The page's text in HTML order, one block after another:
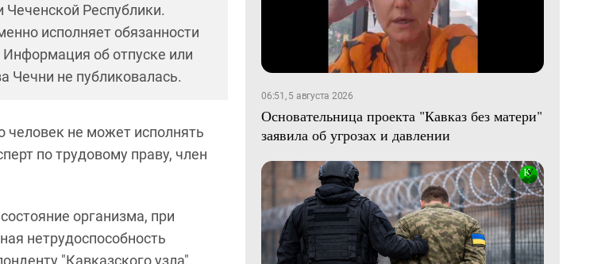
Республики.
исполняет обязанности
об отпуске или
Чечни не публиковалась.
человек не может исполнять
по трудовому праву, член
организма, при
нетрудоспособность
"Кавказского узла".
06:51, 5 августа 2026
Основательница проекта "Кавказ без матери"
заявила об угрозах и давлении